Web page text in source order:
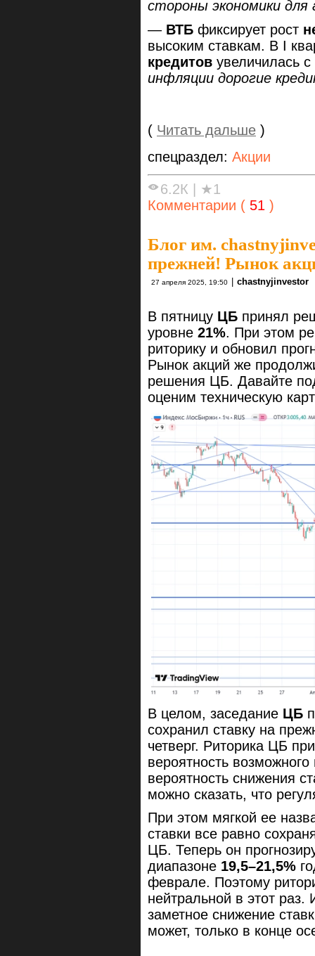
стороны экономики для
— ВТБ фиксирует рост
высоким ставкам. В I
кредитов увеличилась с
инфляции дорогие
( Читать дальше )
спецраздел: Акции
6.2К
★1
Комментарии ( 51 )
Блог им.
прежней! Рынок
27 апреля 2025, 19:50 | chastnyjinvestor
В пятницу ЦБ принял
уровне 21%. При этом
риторику и обновил
Рынок акций же
решения ЦБ. Давайте
оценим техническую
В целом, заседание ЦБ
сохранил ставку на
четверг. Риторика ЦБ
вероятность
вероятность снижения
можно сказать, что
При этом мягкой ее
ставки все равно
ЦБ. Теперь он
диапазоне 19,5–21,5%
феврале. Поэтому
нейтральной в этот раз.
заметное снижение
может, только в конце